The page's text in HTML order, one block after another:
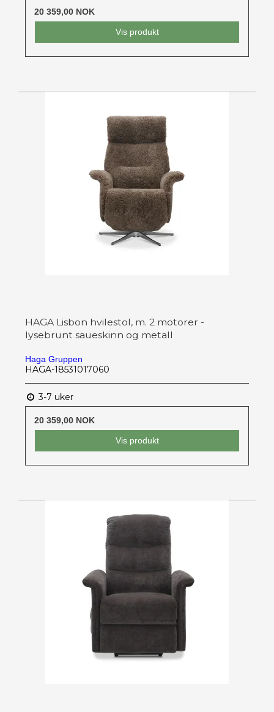
20 359,00 NOK
Vis produkt
HAGA Lisbon hvilestol, m. 2 motorer -
lysebrunt saueskinn og metall
Haga Gruppen
HAGA-18531017060
3-7 uker
20 359,00 NOK
Vis produkt